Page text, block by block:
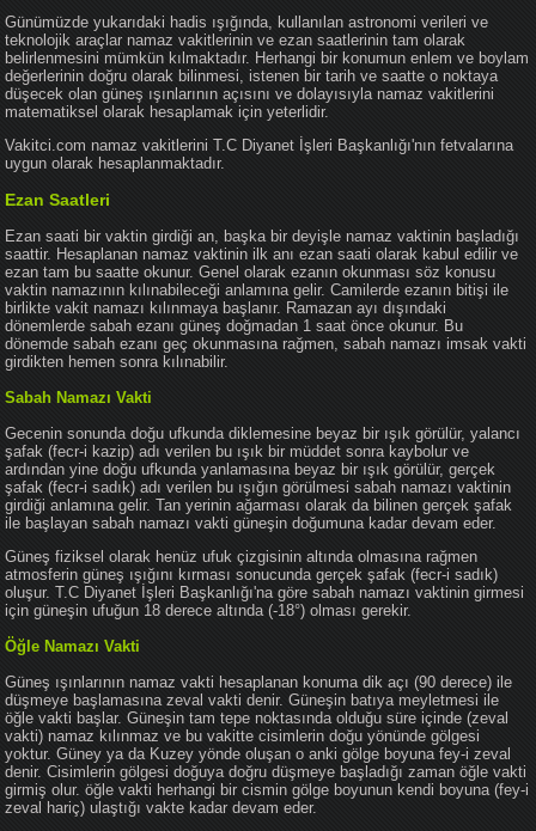
Günümüzde yukarıdaki hadis ışığında, kullanılan astronomi verileri ve
teknolojik araçlar namaz vakitlerinin ve ezan saatlerinin tam olarak
belirlenmesini mümkün kılmaktadır. Herhangi bir konumun enlem ve boylam
değerlerinin doğru olarak bilinmesi, istenen bir tarih ve saatte o noktaya
düşecek olan güneş ışınlarının açısını ve dolayısıyla namaz vakitlerini
matematiksel olarak hesaplamak için yeterlidir.
Vakitci.com namaz vakitlerini T.C Diyanet İşleri Başkanlığı'nın fetvalarına
uygun olarak hesaplanmaktadır.
Ezan Saatleri
Ezan saati bir vaktin girdiği an, başka bir deyişle namaz vaktinin başladığı
saattir. Hesaplanan namaz vaktinin ilk anı ezan saati olarak kabul edilir ve
ezan tam bu saatte okunur. Genel olarak ezanın okunması söz konusu
vaktin namazının kılınabileceği anlamına gelir. Camilerde ezanın bitişi ile
birlikte vakit namazı kılınmaya başlanır. Ramazan ayı dışındaki
dönemlerde sabah ezanı güneş doğmadan 1 saat önce okunur. Bu
dönemde sabah ezanı geç okunmasına rağmen, sabah namazı imsak vakti
girdikten hemen sonra kılınabilir.
Sabah Namazı Vakti
Gecenin sonunda doğu ufkunda diklemesine beyaz bir ışık görülür, yalancı
şafak (fecr-i kazip) adı verilen bu ışık bir müddet sonra kaybolur ve
ardından yine doğu ufkunda yanlamasına beyaz bir ışık görülür, gerçek
şafak (fecr-i sadık) adı verilen bu ışığın görülmesi sabah namazı vaktinin
girdiği anlamına gelir. Tan yerinin ağarması olarak da bilinen gerçek şafak
ile başlayan sabah namazı vakti güneşin doğumuna kadar devam eder.
Güneş fiziksel olarak henüz ufuk çizgisinin altında olmasına rağmen
atmosferin güneş ışığını kırması sonucunda gerçek şafak (fecr-i sadık)
oluşur. T.C Diyanet İşleri Başkanlığı'na göre sabah namazı vaktinin girmesi
için güneşin ufuğun 18 derece altında (-18°) olması gerekir.
Öğle Namazı Vakti
Güneş ışınlarının namaz vakti hesaplanan konuma dik açı (90 derece) ile
düşmeye başlamasına zeval vakti denir. Güneşin batıya meyletmesi ile
öğle vakti başlar. Güneşin tam tepe noktasında olduğu süre içinde (zeval
vakti) namaz kılınmaz ve bu vakitte cisimlerin doğu yönünde gölgesi
yoktur. Güney ya da Kuzey yönde oluşan o anki gölge boyuna fey-i zeval
denir. Cisimlerin gölgesi doğuya doğru düşmeye başladığı zaman öğle vakti
girmiş olur. öğle vakti herhangi bir cismin gölge boyunun kendi boyuna (fey-i
zeval hariç) ulaştığı vakte kadar devam eder.